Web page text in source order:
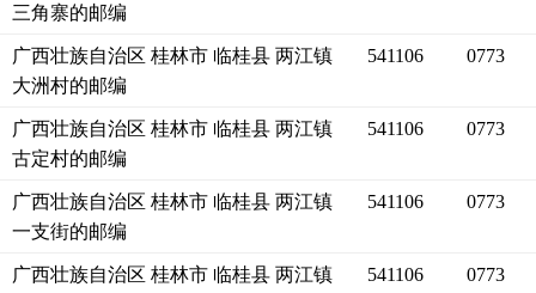
三角寨的邮编
广西壮族自治区 桂林市 临桂县 两江镇
大洲村的邮编
541106 0773
广西壮族自治区 桂林市 临桂县 两江镇
古定村的邮编
541106 0773
广西壮族自治区 桂林市 临桂县 两江镇
一支街的邮编
541106 0773
广西壮族自治区 桂林市 临桂县 两江镇
541106 0773